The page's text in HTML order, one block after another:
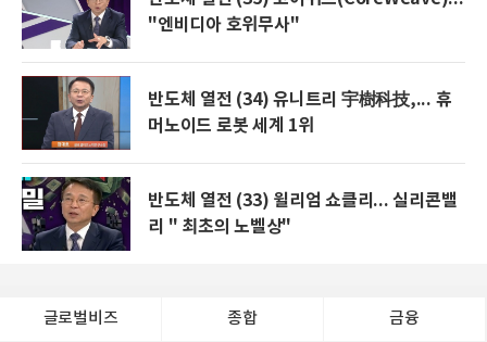
"엔비디아 호위무사"
반도체 열전 (34) 유니트리 宇樹科技,... 휴
머노이드 로봇 세계 1위
반도체 열전 (33) 윌리엄 쇼클리... 실리콘밸
리 " 최초의 노벨상"
글로벌비즈 종합 금융